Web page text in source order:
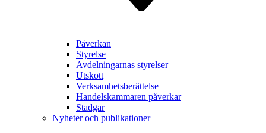
Påverkan
Styrelse
Avdelnin­garnas styrelser
Utskott
Verksam­hetsberätt­else
Handels­kammaren påverkar
Stadgar
Nyheter och publikationer